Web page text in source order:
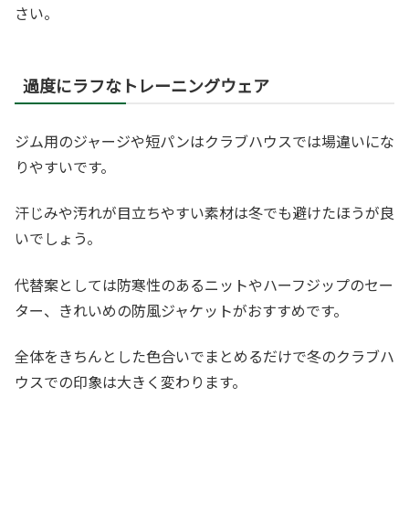
さい。
過度にラフなトレーニングウェア
ジム用のジャージや短パンはクラブハウスでは場違いにな
りやすいです。
汗じみや汚れが目立ちやすい素材は冬でも避けたほうが良
いでしょう。
代替案としては防寒性のあるニットやハーフジップのセー
ター、きれいめの防風ジャケットがおすすめです。
全体をきちんとした色合いでまとめるだけで冬のクラブハ
ウスでの印象は大きく変わります。